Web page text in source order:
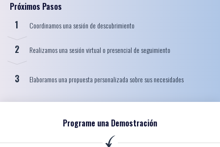
Próximos Pasos
1 Coordinamos una sesión de descubrimiento
2 Realizamos una sesión virtual o presencial de seguimiento
3 Elaboramos una propuesta personalizada sobre sus necesidades
Programe una Demostración